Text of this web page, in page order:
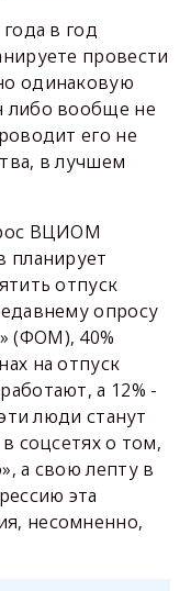
в год
провести
одинаковую
либо вообще не
его не
в лучшем
ВЦИОМ
планирует
отпуск
опросу
(ФОМ), 40%
на отпуск
а 12% -
люди станут
соцсетях о том,
а свою лепту в
эта
несомненно,